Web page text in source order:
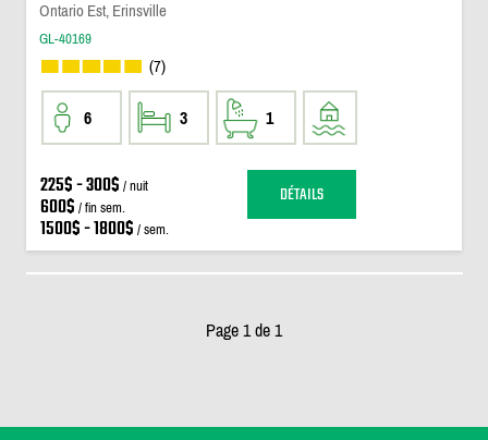
Ontario Est, Erinsville
GL-40169
(7)
6 3 1
225$ - 300$ / nuit
600$ / fin sem.
1500$ - 1800$ / sem.
DÉTAILS
Page 1 de 1